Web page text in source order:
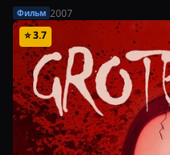
Фильм 2007
⭐3.7